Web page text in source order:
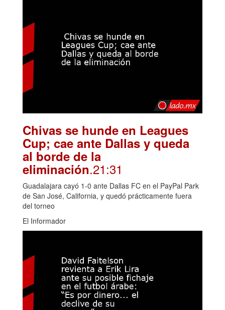
Chivas se hunde en Leagues
Cup; cae ante Dallas y queda
al borde de la
eliminación.21:31
Guadalajara cayó 1-0 ante Dallas FC en el PayPal Park
de San José, California, y quedó prácticamente fuera
del torneo
El Informador